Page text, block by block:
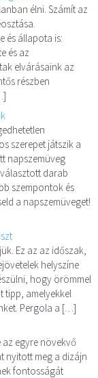
élni. Számít az
és állapota is:
és az
elvárásaink az
részben
szerepet játszik a
napszemüveg
darab
szempontok és
a napszemüveget!
Ez az az időszak,
helyszíne
hogy örömmel
tipp, amelyekkel
Pergola a […]
egyre növekvő
nyitott meg a dizájn
fontosságát